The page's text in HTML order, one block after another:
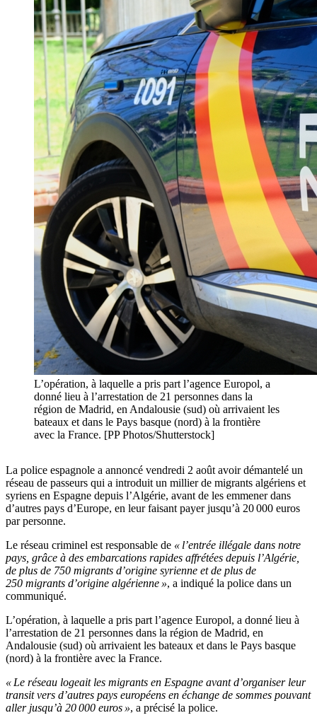
L’opération, à laquelle a pris part l’agence Europol, a
donné lieu à l’arrestation de 21 personnes dans la
région de Madrid, en Andalousie (sud) où arrivaient les
bateaux et dans le Pays basque (nord) à la frontière
avec la France. [PP Photos/Shutterstock]
La police espagnole a annoncé vendredi 2 août avoir démantelé un
réseau de passeurs qui a introduit un millier de migrants algériens et
syriens en Espagne depuis l’Algérie, avant de les emmener dans
d’autres pays d’Europe, en leur faisant payer jusqu’à 20 000 euros
par personne.
Le réseau criminel est responsable de « l’entrée illégale dans notre
pays, grâce à des embarcations rapides affrétées depuis l’Algérie,
de plus de 750 migrants d’origine syrienne et de plus de
250 migrants d’origine algérienne », a indiqué la police dans un
communiqué.
L’opération, à laquelle a pris part l’agence Europol, a donné lieu à
l’arrestation de 21 personnes dans la région de Madrid, en
Andalousie (sud) où arrivaient les bateaux et dans le Pays basque
(nord) à la frontière avec la France.
« Le réseau logeait les migrants en Espagne avant d’organiser leur
transit vers d’autres pays européens en échange de sommes pouvant
aller jusqu’à 20 000 euros », a précisé la police.